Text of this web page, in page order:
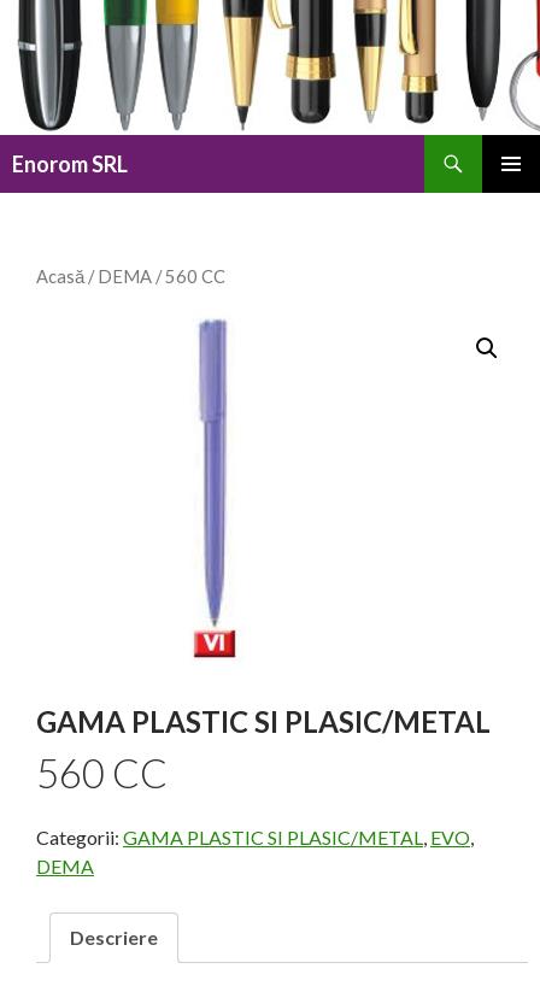
Enorom SRL
Acasă /DEMA / 560 CC
GAMA PLASTIC SI PLASIC/METAL
560 CC
Categorii: GAMA PLASTIC SI PLASIC/METAL EVO
DEMA
Descriere